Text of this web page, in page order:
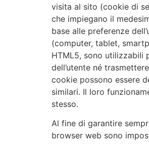
visita al sito (cookie di
che impiegano il
base alle preferenze
(computer, tablet,
HTML5, sono utilizzabili
dell’utente né
cookie possono essere
similari. Il loro
stesso.
Al fine di garantire
browser web sono